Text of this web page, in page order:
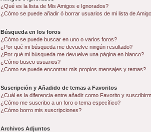
¿Qué es la lista de Mis Amigos e Ignorados?
¿Cómo se puede añadir ó borrar usuarios de mi lista de
Búsqueda en los foros
¿Cómo se puede buscar en uno o varios foros?
¿Por qué mi búsqueda me devuelve ningún resultado?
¿Por qué mi búsqueda me devuelve una página en blanco?
¿Cómo busco usuarios?
¿Como se puede encontrar mis propios mensajes y temas?
Suscripción y Añadido de temas a Favoritos
¿Cuál es la diferencia entre añadir como Favorito y
¿Cómo me suscribo a un foro o tema específico?
¿Cómo borro mis suscripciones?
Archivos Adjuntos